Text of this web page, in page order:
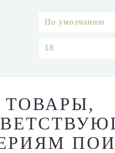
ТОВАРЫ,